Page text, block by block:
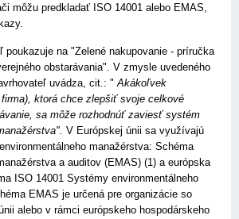
môžu predkladať ISO 14001 alebo EMAS,
poukazuje na "Zelené nakupovanie - príručka
obstarávania". V zmysle uvedeného
uvádza, cit.: "Akákoľvek
ktorá chce zlepšiť svoje celkové
sa môže rozhodnúť zaviesť systém
V Európskej únii sa využívajú
manažérstva: Schéma
a auditov (EMAS) (1) a európska
ISO 14001 Systémy environmentálneho
EMAS je určená pre organizácie so
alebo v rámci európskeho hospodárskeho